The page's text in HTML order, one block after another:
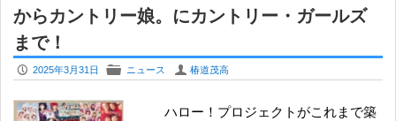
からカントリー娘。にカントリー・ガールズ
まで！
P 2025年3月31日 F ニュース U 椿道茂高
ハロー！プロジェクトがこれまで築